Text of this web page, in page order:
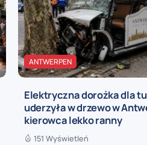
ANTWERPEN
Elektryczna dorożka dla
uderzyła w drzewo w
kierowca lekko ranny
151 Wyświetleń